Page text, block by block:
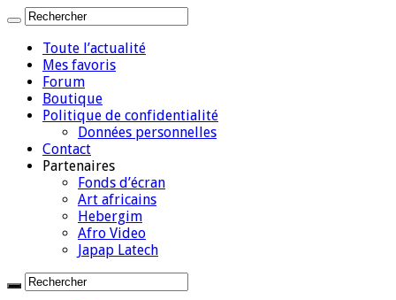
Toute l’actualité
Mes favoris
Forum
Boutique
Politique de confidentialité
Données personnelles
Contact
Partenaires
Fonds d’écran
Art africains
Hebergim
Afro Video
Japap Latech